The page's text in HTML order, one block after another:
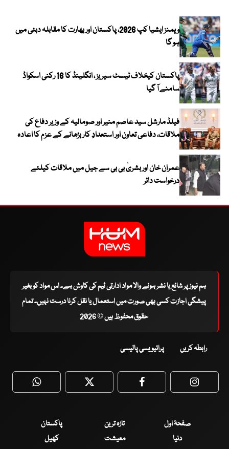
ویمنز ایشیا کپ 2026، پاکستان اور بھارت کا مقابلہ دبئی میں
ہو گا
پاکستان کیخلاف ٹیسٹ سیریز ، انگلینڈ کا 16 رکنی اسکواڈ
سامنے آ گیا
فیلڈ مارشل سید عاصم منیر اور صومالیہ کے وزیر دفاع کی
ملاقات، دفاعی تعاون اور استعدادِ کار بڑھانے کے عزم کا اعادہ
عمران خان اور بشریٰ بی بی سے جیل میں ملاقات کیلئے
درخواست دائر
ہم نیوز پر شائع یا نشر ہونے والا مواد ادارتی ٹیم کی کاوش ہے۔ اس مواد کو بغیر
پیشگی اجازت کسی بھی صورت میں استعمال یا نقل کرنا درست نہیں۔ تمام
حقوق محفوظ ہیں © 2026
رابطہ کریں پرائیویسی پالیسی
WhatsApp Twitter Facebook
صفحۂ اول تازہ ترین
پاکستان
دنیا
معیشت
کھیل